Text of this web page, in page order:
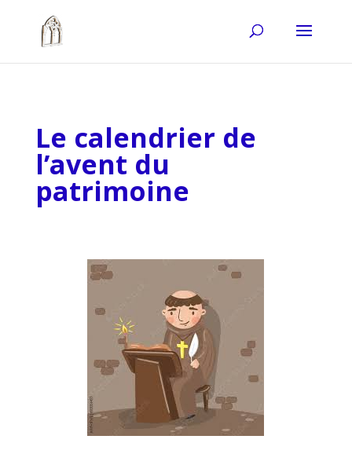
Le calendrier de
l’avent du
patrimoine